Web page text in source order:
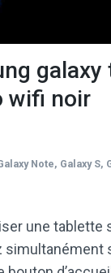
galaxy
wifi noir
Note, Galaxy S,
une tablette
simultanément